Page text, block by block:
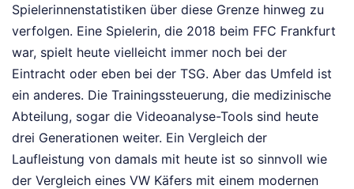
Spielerinnenstatistiken über diese Grenze hinweg zu
verfolgen. Eine Spielerin, die 2018 beim FFC Frankfurt
war, spielt heute vielleicht immer noch bei der
Eintracht oder eben bei der TSG. Aber das Umfeld ist
ein anderes. Die Trainingssteuerung, die medizinische
Abteilung, sogar die Videoanalyse-Tools sind heute
drei Generationen weiter. Ein Vergleich der
Laufleistung von damals mit heute ist so sinnvoll wie
der Vergleich eines VW Käfers mit einem modernen